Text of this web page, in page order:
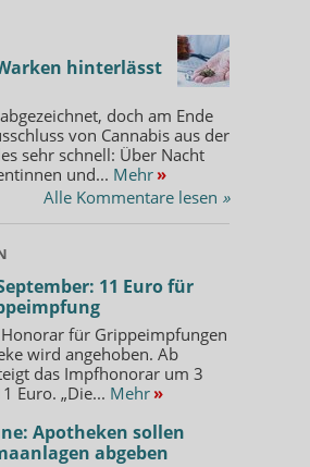
hinterlässt
doch am Ende
von Cannabis aus der
sehr schnell: Über Nacht
und... Mehr »
Alle Kommentare lesen »
11 Euro für
Honorar für Grippeimpfungen
wird angehoben. Ab
das Impfhonorar um 3
Euro. „Die... Mehr »
Apotheken sollen
abgeben